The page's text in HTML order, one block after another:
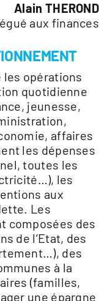
Alain THEROND
aux finances
opérations
quotidienne
jeunesse,
affaires
les dépenses
toutes les
les
aux
Les
composées des
de l’Etat, des
des
à la
(familles,
une épargne